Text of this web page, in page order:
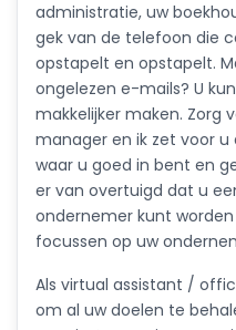
administratie, uw
gek van de telefoon die
opstapelt en opstapelt.
ongelezen e-mails? U
makkelijker maken. Zorg
manager en ik zet voor u
waar u goed in bent en
er van overtuigd dat u
ondernemer kunt
focussen op uw
Als virtual assistant /
om al uw doelen te